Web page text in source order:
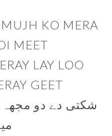
KO MERA
MEET
LAY LOO
GEET
شکتی دے دو مجھہ